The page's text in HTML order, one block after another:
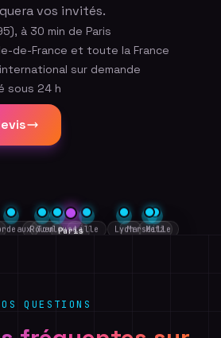
vos invités.
à 30 min de Paris
de-France et toute la France
sur demande
sous 24 h
Lille
Rouen Paris Metz
Lyon
Toulouse Marseille
QUESTIONS